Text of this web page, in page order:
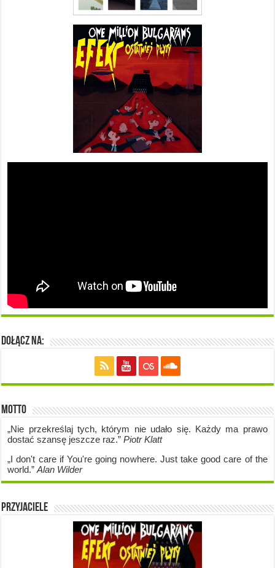
Dołącz na:
Motto
„Nie przekreślaj tych, którym nie udało się. Każdy ma prawo
dostać szansę jeszcze raz.”Piotr Klatt
„I don't care if You're going nowhere. Just take good care of the
world.”Alan Wilder
Przyjaciele